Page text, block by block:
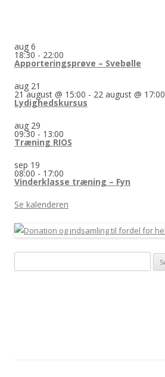
aug 6
18:30 - 22:00
Apporteringsprøve – Svebølle
aug 21
21 august @ 15:00 - 22 august @ 17:00
Lydighedskursus
aug 29
09:30 - 13:00
Træning RIOS
sep 19
08:00 - 17:00
Vinderklasse træning – Fyn
Se kalenderen
efter: